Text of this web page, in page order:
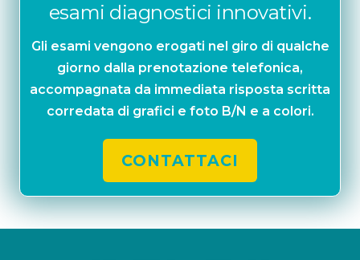
esami diagnostici innovativi.
Gli esami vengono erogati nel giro di qualche
giorno dalla prenotazione telefonica,
accompagnata da immediata risposta scritta
corredata di grafici e foto B/N e a colori.
CONTATTACI